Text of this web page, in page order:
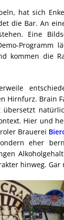
hat sich
die Bar. An
Eine
Programm
kommen die
Hirnfurz. Brain
Hier und
Brauerei
eher
hinweg. Gar